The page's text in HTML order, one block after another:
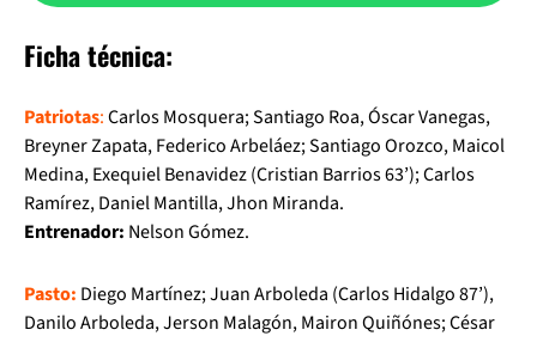
Ficha técnica:
Patriotas:Carlos Mosquera; Santiago Roa, Óscar Vanegas,
Breyner Zapata, Federico Arbeláez; Santiago Orozco, Maicol
Medina, Exequiel Benavidez (Cristian Barrios 63’); Carlos
Ramírez, Daniel Mantilla, Jhon Miranda.
Entrenador: Nelson Gómez.
Pasto: Diego Martínez; Juan Arboleda (Carlos Hidalgo 87’),
Danilo Arboleda, Jerson Malagón, Mairon Quiñónes; César